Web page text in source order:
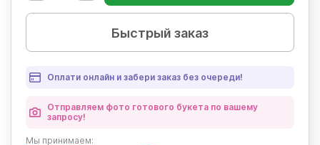
Быстрый заказ
Оплати онлайн и забери заказ без очереди!
Отправляем фото готового букета по вашему
запросу!
Мы принимаем: